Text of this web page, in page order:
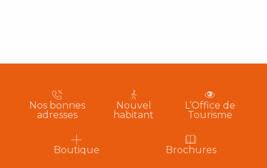
Nos bonnes
adresses
Nouvel
habitant
L’Office de
Tourisme
Boutique Brochures